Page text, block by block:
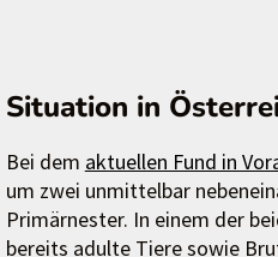
Situation in
Bei dem aktuellen Fund in
um zwei unmittelbar
Primärnester. In einem der
bereits adulte Tiere sowie